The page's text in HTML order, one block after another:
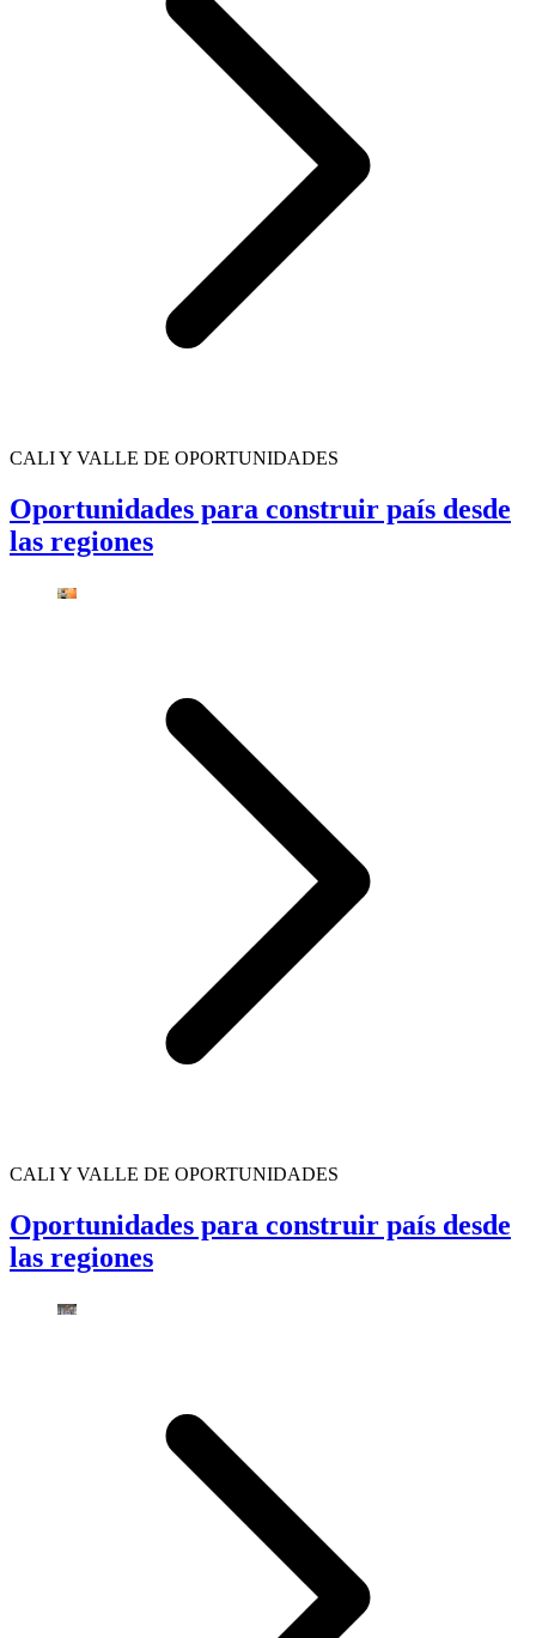
CALI Y VALLE DE OPORTUNIDADES
Oportunidades para construir país desde
las regiones
CALI Y VALLE DE OPORTUNIDADES
Oportunidades para construir país desde
las regiones